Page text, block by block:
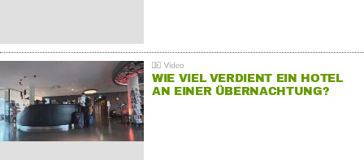
WIE VIEL VERDIENT EIN HOTEL
AN EINER ÜBERNACHTUNG?